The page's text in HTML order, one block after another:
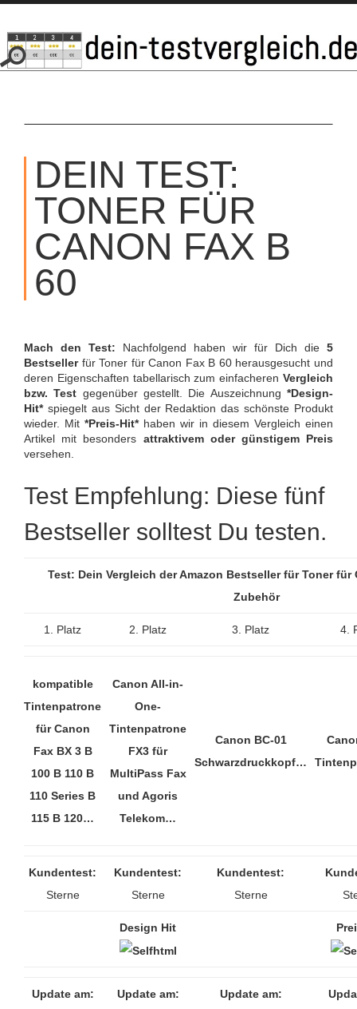
SKIP
CONTENT
DEIN TEST:
TONER FÜR
CANON FAX B
60
Mach den Test: Nachfolgend haben wir für Dich die 5
Bestsellerfür Toner für Canon Fax B 60 herausgesucht und
deren Eigenschaften tabellarisch zum einfacheren Vergleich
bzw. Test gegenüber gestellt. Die Auszeichnung*Design-
Hit*spiegelt aus Sicht der Redaktion das schönste Produkt
wieder. Mit *Preis-Hit*haben wir in diesem Vergleich einen
Artikel mit besonders attraktivem oder günstigem Preis
versehen.
Test Empfehlung: Diese fünf
Bestseller solltest Du testen.
Test: Dein Vergleich der Amazon Bestseller für Toner für
Zubehör
1. Platz 2. Platz 3. Platz 4.
kompatible
Tintenpatrone
für Canon
Fax BX 3 B
100 B 110 B
110 Series B
115 B 120…
Canon All-in-
One-
Tintenpatrone
FX3 für
MultiPass Fax
und Agoris
Telekom…
Canon BC-01
Schwarzdruckkopf…
Kundentest:
Sterne
Kundentest:
Sterne
Kundentest:
Sterne
Design Hit
Update am: Update am: Update am: